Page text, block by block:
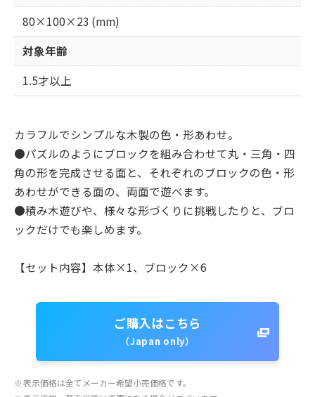
80×100×23 (mm)
対象年齢
1.5才以上
カラフルでシンプルな木製の色・形あわせ。
●パズルのようにブロックを組み合わせて丸・三角・四
角の形を完成させる面と、それぞれのブロックの色・形
あわせができる面の、両面で遊べます。
●積み木遊びや、様々な形づくりに挑戦したりと、ブロ
ックだけでも楽しめます。
【セット内容】本体×1、ブロック×6
ご購入はこちら
（Japan only）
※表示価格は全てメーカー希望小売価格です。